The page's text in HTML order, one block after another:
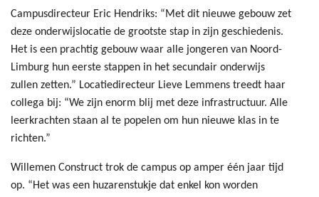
Campusdirecteur Eric Hendriks: “Met dit nieuwe gebouw zet
deze onderwijslocatie de grootste stap in zijn geschiedenis.
Het is een prachtig gebouw waar alle jongeren van Noord-
Limburg hun eerste stappen in het secundair onderwijs
zullen zetten.” Locatiedirecteur Lieve Lemmens treedt haar
collega bij: “We zijn enorm blij met deze infrastructuur. Alle
leerkrachten staan al te popelen om hun nieuwe klas in te
richten.”
Willemen Construct trok de campus op amper één jaar tijd
op. “Het was een huzarenstukje dat enkel kon worden